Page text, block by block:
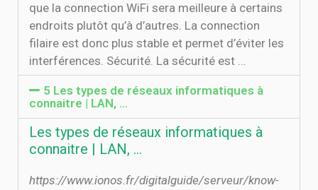
que la connection WiFi sera meilleure à certains
endroits plutôt qu’à d’autres. La connection
filaire est donc plus stable et permet d’éviter les
interférences. Sécurité. La sécurité est …
5 Les types de réseaux informatiques à
connaitre | LAN, …
Les types de réseaux informatiques à
connaitre | LAN, …
https://www.ionos.fr/digitalguide/serveur/know-